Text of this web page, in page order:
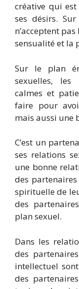
créative qui est
ses désirs.
n’acceptent
sensualité et la
Sur le plan
sexuelles, les
calmes et
faire pour
mais aussi une
C’est un
ses relations
une bonne
des
spirituelle de
des
plan sexuel.
Dans les
des
intellectuel
des